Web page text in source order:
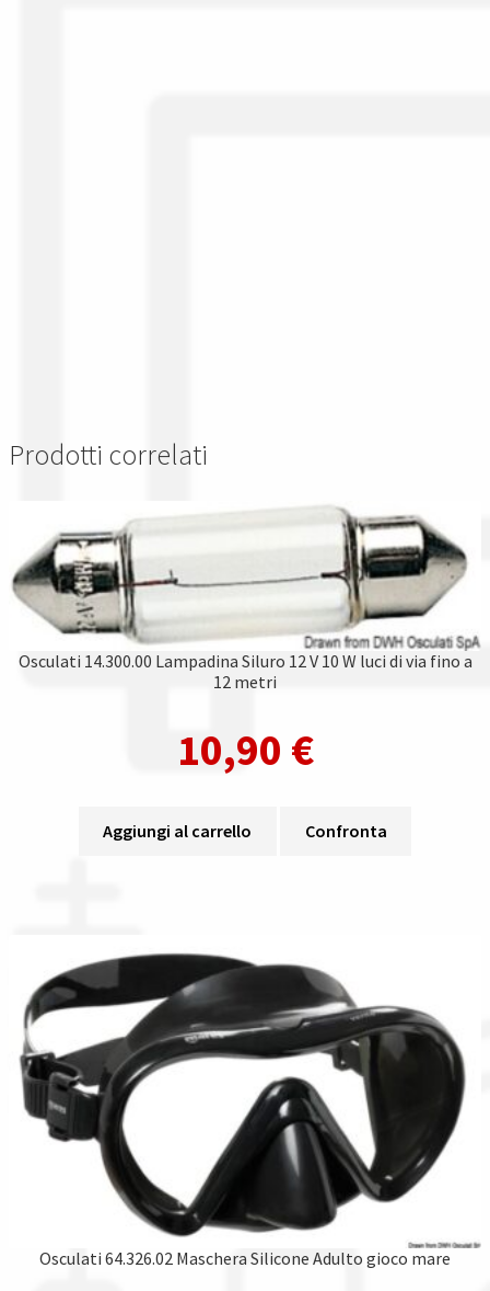
Prodotti correlati
Osculati 14.300.00 Lampadina Siluro 12 V 10 W luci di via fino a
12 metri
10,90 €
Aggiungi al carrello Confronta
Osculati 64.326.02 Maschera Silicone Adulto gioco mare